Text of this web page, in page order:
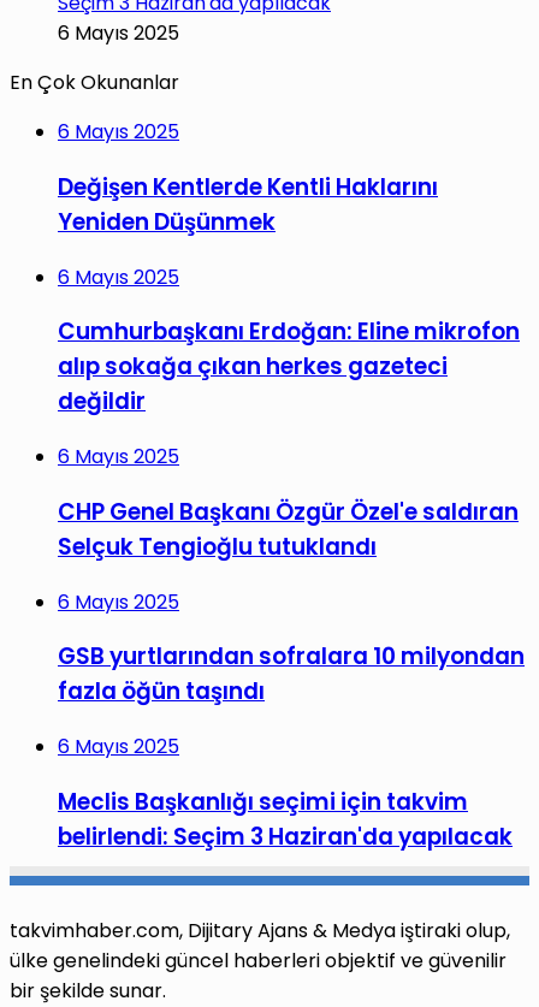
6 Mayıs 2025
En Çok Okunanlar
6 Mayıs 2025
Değişen Kentlerde Kentli Haklarını
Yeniden Düşünmek
6 Mayıs 2025
Cumhurbaşkanı Erdoğan: Eline mikrofon
alıp sokağa çıkan herkes gazeteci
değildir
6 Mayıs 2025
CHP Genel Başkanı Özgür Özel'e saldıran
Selçuk Tengioğlu tutuklandı
6 Mayıs 2025
GSB yurtlarından sofralara 10 milyondan
fazla öğün taşındı
6 Mayıs 2025
Meclis Başkanlığı seçimi için takvim
belirlendi: Seçim 3 Haziran'da yapılacak
takvimhaber.com, Dijitary Ajans & Medya iştiraki olup,
ülke genelindeki güncel haberleri objektif ve güvenilir
bir şekilde sunar.